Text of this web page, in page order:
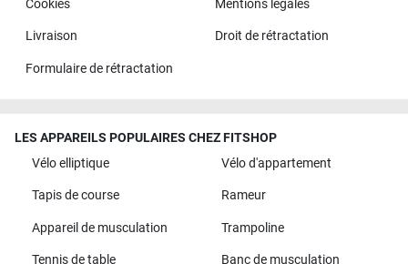
Cookies Mentions légales
Livraison Droit de rétractation
Formulaire de rétractation
LES APPAREILS POPULAIRES CHEZ FITSHOP
Vélo elliptique
Vélo d'appartement
Tapis de course Rameur
Appareil de musculation Trampoline
Tennis de table Banc de musculation